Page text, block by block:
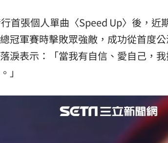
首張個人單曲〈Speed Up〉後，近
冠軍賽時擊敗眾強敵，成功從首度
淚表示：「當我有自信、愛自己，
」